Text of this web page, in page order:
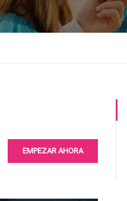
EMPEZAR AHORA